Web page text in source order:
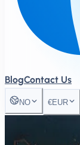
BlogContact Us
NO €EUR